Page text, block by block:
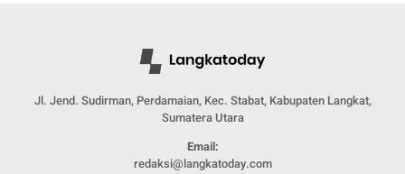
Jl. Jend. Sudirman, Perdamaian, Kec. Stabat, Kabupaten Langkat,
Sumatera Utara
Email:
redaksi@langkatoday.com